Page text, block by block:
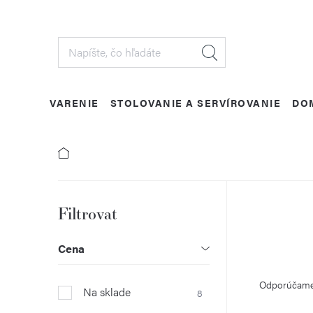
VARENIE STOLOVANIE A SERVÍROVANIE
B
o
n
Cena
Na sklade 8
R